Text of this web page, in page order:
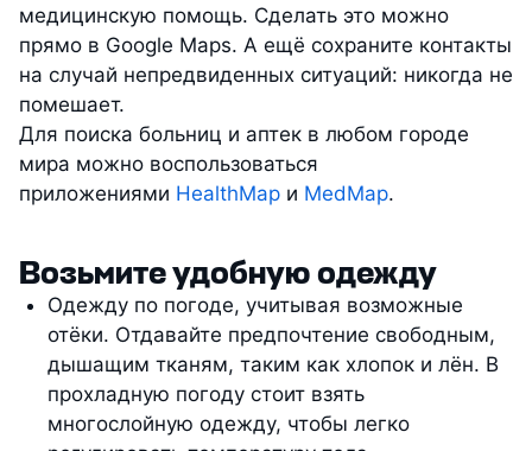
медицинскую помощь. Сделать это можно
прямо в Google Maps. А ещё сохраните контакты
на случай непредвиденных ситуаций: никогда не
помешает.
Для поиска больниц и аптек в любом городе
мира можно воспользоваться
приложениями HealthMap и MedMap.
Возьмите удобную одежду
Одежду по погоде, учитывая возможные
отёки. Отдавайте предпочтение свободным,
дышащим тканям, таким как хлопок и лён. В
прохладную погоду стоит взять
многослойную одежду, чтобы легко